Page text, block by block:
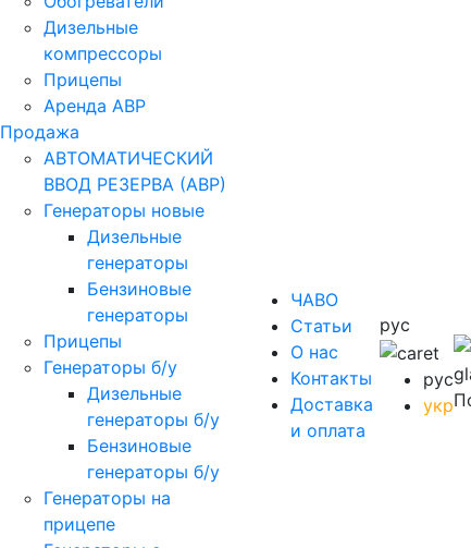
Дизельные
компрессоры
Прицепы
Аренда АВР
Продажа
АВТОМАТИЧЕСКИЙ
ВВОД РЕЗЕРВА (АВР)
Генераторы новые
Дизельные
генераторы
Бензиновые
генераторы
Прицепы
Генераторы б/у
Дизельные
генераторы б/у
Бензиновые
генераторы б/у
Генераторы на
прицепе
ЧАВО
Cтатьи
O нас
Контакты
Доставка
и оплата
рус
рус
укр